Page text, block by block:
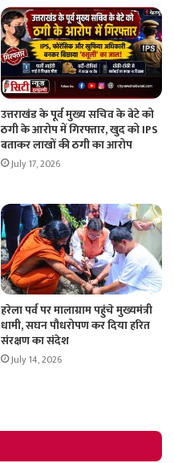
उत्तराखंड के पूर्व मुख्य सचिव के बेटे को
ठगी के आरोप में गिरफ्तार, खुद को IPS
बताकर लाखों की ठगी का आरोप
July 17, 2026
हरेला पर्व पर मालाग्राम पहुंचे मुख्यमंत्री
धामी, सघन पौधरोपण कर दिया हरित
संरक्षण का संदेश
July 14, 2026